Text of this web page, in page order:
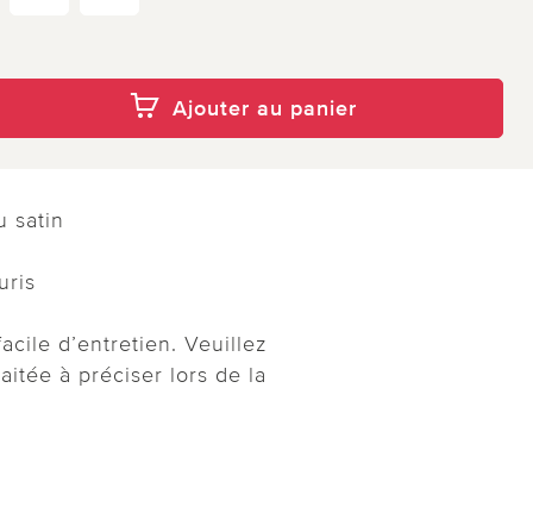
Ajouter au panier
satin
d’entretien. Veuillez
à préciser lors de la